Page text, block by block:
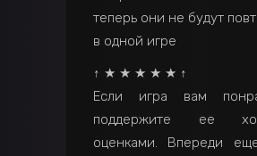
теперь они не будут
в одной игре
↑ ★ ★ ★ ★ ★ ↑
Если игра вам
поддержите ее
оценками. Впереди